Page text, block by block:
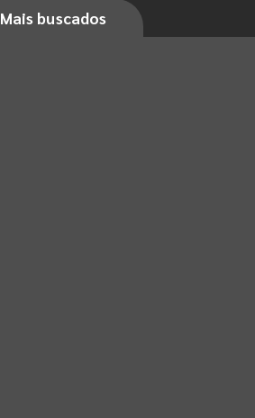
Mais buscados